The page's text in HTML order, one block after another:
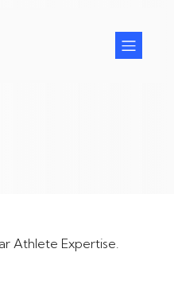
Athlete Expertise.